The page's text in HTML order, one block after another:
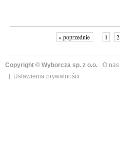
« poprzednie 1 2
Copyright © Wyborcza sp. z o.o. O nas
Ustawienia prywatności